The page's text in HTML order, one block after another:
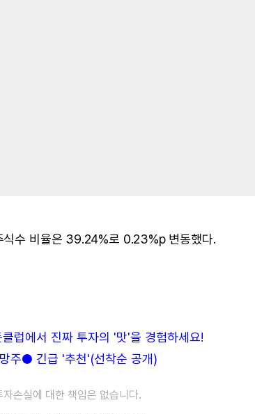
수 비율은 39.24%로 0.23%p 변동했다.
럽에서 진짜 투자의 '맛'을 경험하세요!
주● 긴급 '추천'(선착순 공개)
손실에 대한 책임은 없습니다.